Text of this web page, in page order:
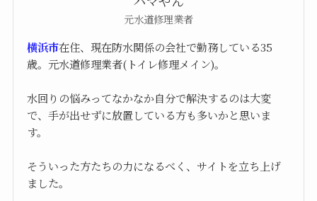
元水道修理業者
横浜市在住、現在防水関係の会社で勤務している35
歳。元水道修理業者(トイレ修理メイン)。
水回りの悩みってなかなか自分で解決するのは大変
で、手が出せずに放置している方も多いかと思いま
す。
そういった方たちの力になるべく、サイトを立ち上げ
ました。